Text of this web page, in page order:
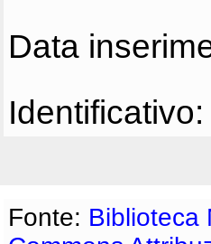
Data
Identificativo:
Fonte: Biblioteca